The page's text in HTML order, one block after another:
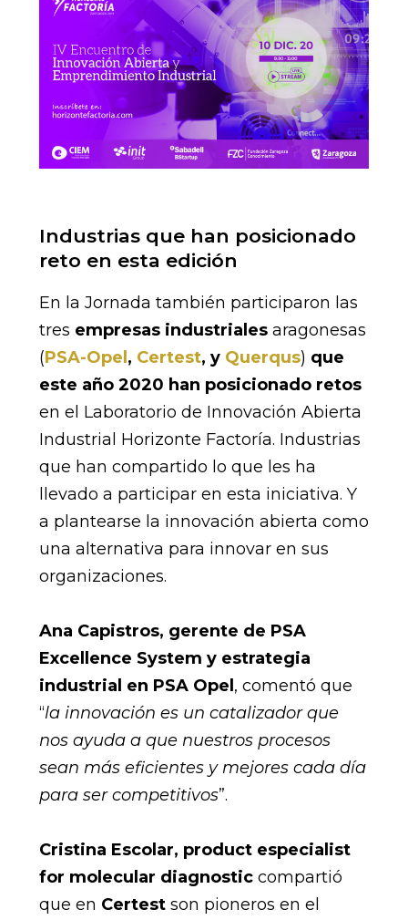
Industrias que han posicionado
reto en esta edición
En la Jornada también participaron las
tres empresas industrialesaragonesas
(PSA-Opel , Certest, y Querqus) que
este año 2020 han posicionado retos
en el Laboratorio de Innovación Abierta
Industrial Horizonte Factoría. Industrias
que han compartido lo que les ha
llevado a participar en esta iniciativa. Y
a plantearse la innovación abierta como
una alternativa para innovar en sus
organizaciones.
Ana Capistros, gerente de PSA
Excellence System y estrategia
industrial en PSA Opel , comentó que
“la innovación es un catalizador que
nos ayuda a que nuestros procesos
sean más eficientes y mejores cada día
para ser competitivos”.
Cristina Escolar, product especialist
for molecular diagnosticcompartió
que en Certestson pioneros en el